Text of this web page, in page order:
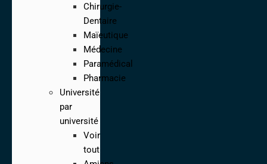
Chirurgie-
Dentaire
Maïeutique
Médecine
Paramédical
Pharmacie
Université
par
université
Voir
tout